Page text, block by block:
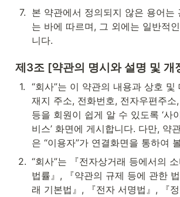
7. 본 약관에서 정의되지 않은 용어는
는 바에 따르며, 그 외에는 일반적
니다.
제3조 [약관의 명시와 설명 및 개
1. “회사”는 이 약관의 내용과 상호 및
재지 주소, 전화번호, 전자우편주소
등을 회원이 쉽게 알 수 있도록 ‘사
비스’ 화면에 게시합니다. 다만, 약
은 “이용자”가 연결화면을 통하여
2. “회사”는 『전자상거래 등에서의
법률』, 『약관의 규제 등에 관한
래 기본법』, 『전자 서명법』, 『